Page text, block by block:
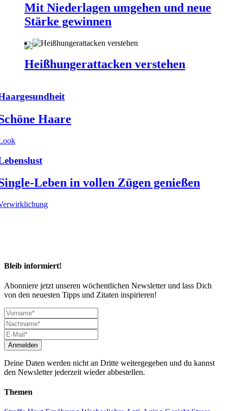
Mit Niederlagen umgehen und neue
Stärke gewinnen
Heißhungerattacken verstehen
Haare
Leben in vollen Zügen genießen
Bleib informiert!
Abonniere jetzt unseren wöchentlichen Newsletter und lass Dich
von den neuesten Tipps und Zitaten inspirieren!
Deine Daten werden nicht an Dritte weitergegeben und du kannst
den Newsletter jederzeit wieder abbestellen.
Themen